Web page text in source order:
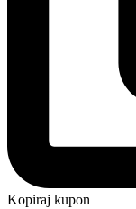
Kopiraj kupon